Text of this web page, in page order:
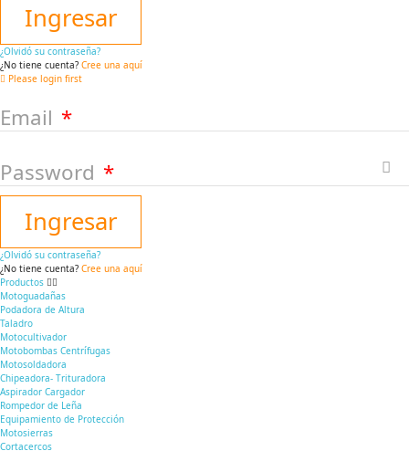
Ingresar
¿Olvidó su contraseña?
¿No tiene cuenta? Cree una aquí
Please login first
Email
Password
Ingresar
¿Olvidó su contraseña?
¿No tiene cuenta? Cree una aquí
Productos
Motoguadañas
Podadora de Altura
Taladro
Motocultivador
Motobombas Centrífugas
Motosoldadora
Chipeadora- Trituradora
Aspirador Cargador
Rompedor de Leña
Equipamiento de Protección
Motosierras
Cortacercos